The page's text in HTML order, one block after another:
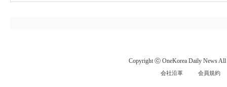
Copyright ⓒ OneKorea Daily News All
会社沿革 会員規約